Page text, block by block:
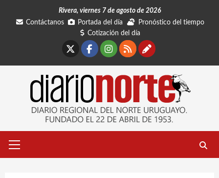
Rivera, viernes 7 de agosto de 2026
Contáctanos
Portada del día
Pronóstico del tiempo
Cotización del día
Facebook
Instagram
RSSContáctanos
primario